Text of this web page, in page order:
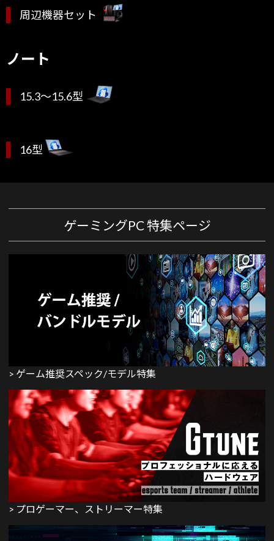
周辺機器セット
ノート
15.3～15.6型
16型
ゲーミングPC 特集ページ
> ゲーム推奨スペック/モデル特集
> プロゲーマー、ストリーマー特集